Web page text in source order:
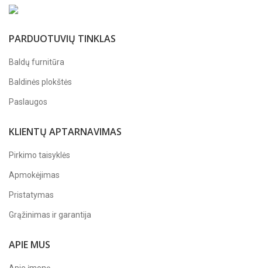
PARDUOTUVIŲ TINKLAS
Baldų furnitūra
Baldinės plokštės
Paslaugos
KLIENTŲ APTARNAVIMAS
Pirkimo taisyklės
Apmokėjimas
Pristatymas
Grąžinimas ir garantija
APIE MUS